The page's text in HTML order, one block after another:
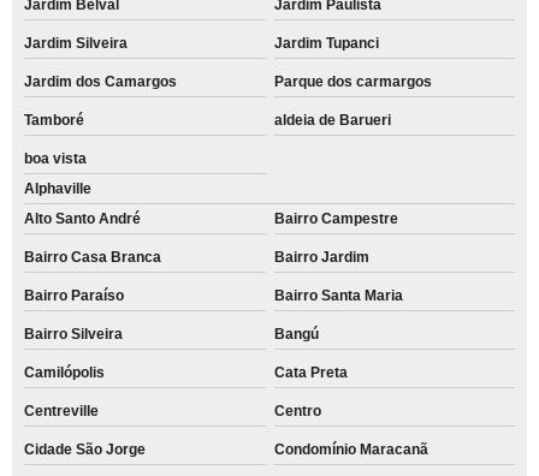
Jardim Belval Jardim Paulista
Jardim Silveira Jardim Tupanci
Jardim dos Camargos Parque dos carmargos
Tamboré aldeia de Barueri
boa vista
Alphaville
Alto Santo André
Bairro Campestre
Bairro Casa Branca Bairro Jardim
Bairro Paraíso Bairro Santa Maria
Bairro Silveira Bangú
Camilópolis Cata Preta
Centreville Centro
Cidade São Jorge Condomínio Maracanã